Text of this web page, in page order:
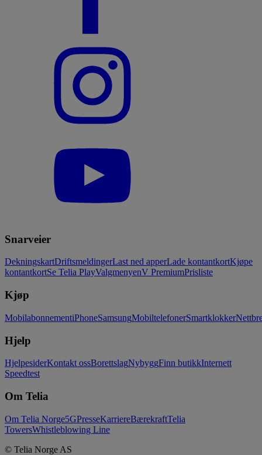
Snarveier
DekningskartDriftsmeldingerLast ned apperLade kontantkortKjøpe
kontantkortSe Telia PlayValgmenyenV PremiumPrisliste
Kjøp
MobilabonnementiPhoneSamsungMobiltelefonerSmartklokker
Hjelp
HjelpesiderKontakt ossBorettslagNybyggFinn butikkInternett
Speedtest
Om Telia
Om Telia Norge5GPresseKarriereBærekraftTelia
TowersWhistleblowing Line
© Telia Norge AS